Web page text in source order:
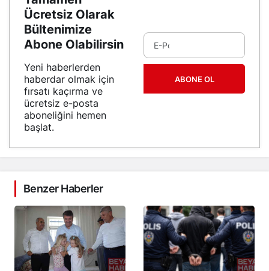
Ücretsiz Olarak
Bültenimize
Abone Olabilirsin
Yeni haberlerden
haberdar olmak için
fırsatı kaçırma ve
ücretsiz e-posta
aboneliğini hemen
başlat.
ABONE OL
Benzer Haberler